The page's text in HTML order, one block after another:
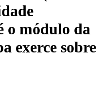
o módulo da
exerce sobre